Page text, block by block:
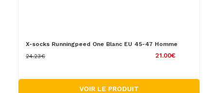
X-socks Runningpeed One Blanc EU 45-47 Homme
21.00€
24.23€
VOIR LE PRODUIT